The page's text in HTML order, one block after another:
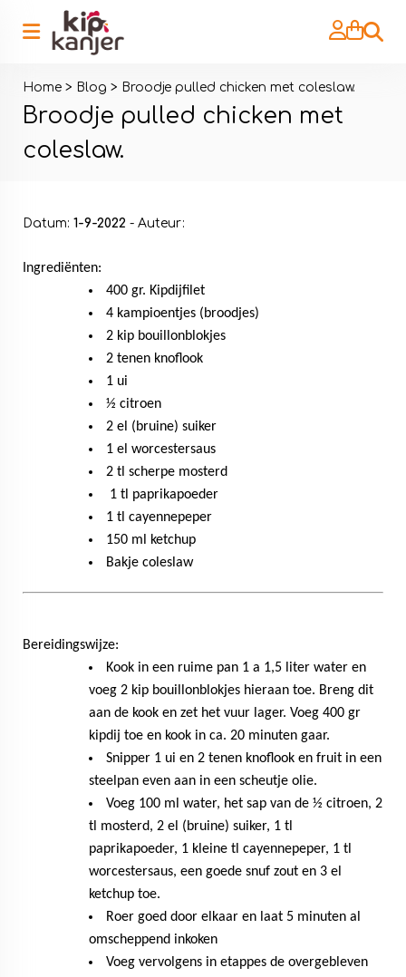
Home > Blog > Broodje pulled chicken met coleslaw.
Broodje pulled chicken met
coleslaw.
Datum: 1-9-2022 - Auteur:
Ingrediënten:
400 gr. Kipdijfilet
4 kampioentjes (broodjes)
2 kip bouillonblokjes
2 tenen knoflook
1 ui
½ citroen
2 el (bruine) suiker
1 el worcestersaus
2 tl scherpe mosterd
1 tl paprikapoeder
1 tl cayennepeper
150 ml ketchup
Bakje coleslaw
Bereidingswijze:
Kook in een ruime pan 1 a 1,5 liter water en
voeg 2 kip bouillonblokjes hieraan toe. Breng dit
aan de kook en zet het vuur lager. Voeg 400 gr
kipdij toe en kook in ca. 20 minuten gaar.
Snipper 1 ui en 2 tenen knoflook en fruit in een
steelpan even aan in een scheutje olie.
Voeg 100 ml water, het sap van de ½ citroen, 2
tl mosterd, 2 el (bruine) suiker, 1 tl
paprikapoeder, 1 kleine tl cayennepeper, 1 tl
worcestersaus, een goede snuf zout en 3 el
ketchup toe.
Roer goed door elkaar en laat 5 minuten al
omscheppend inkoken
Voeg vervolgens in etappes de overgebleven